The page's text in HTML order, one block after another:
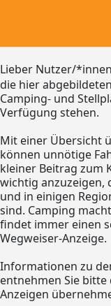
Lieber Nutzer/
die hier
Camping- und
Verfügung stehen.
Mit einer Übersicht
können unnötige
kleiner Beitrag zum
wichtig anzuzeigen,
und in einigen
sind. Camping
findet immer einen
Wegweiser-Anzeige.
Informationen zu
entnehmen Sie bitte
Anzeigen